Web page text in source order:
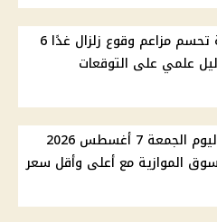
البحوث الفلكية تحسم مزاعم وقوع زلزال غدًا 6
علمي على التوقعات
أسعار الدولار اليوم الجمعة 7 أغسطس 2026
الموازية مع أعلى وأقل سعر